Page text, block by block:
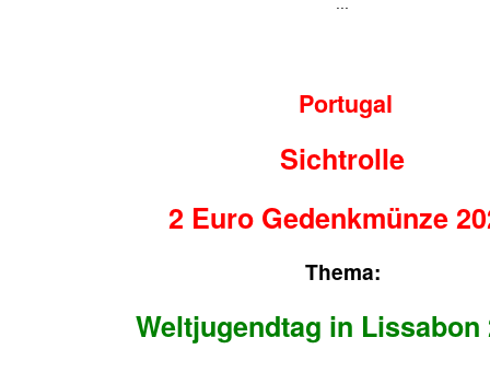
Portugal
Sichtrolle
2 Euro Gedenkmünze
Thema:
Weltjugendtag in Lissabon